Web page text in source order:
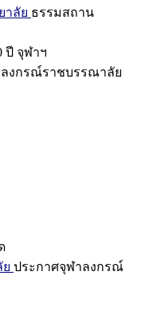
าลัย ธรรมสถาน
ปี จุฬาฯ
งกรณ์ราชบรรณาลัย
ประกาศจุฬาลงกรณ์